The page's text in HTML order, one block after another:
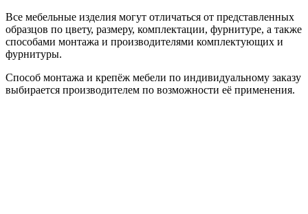
Все мебельные изделия могут отличаться от представленных
образцов по цвету, размеру, комплектации, фурнитуре, а также
способами монтажа и производителями комплектующих и
фурнитуры.
Способ монтажа и крепёж мебели по индивидуальному заказу
выбирается производителем по возможности её применения.